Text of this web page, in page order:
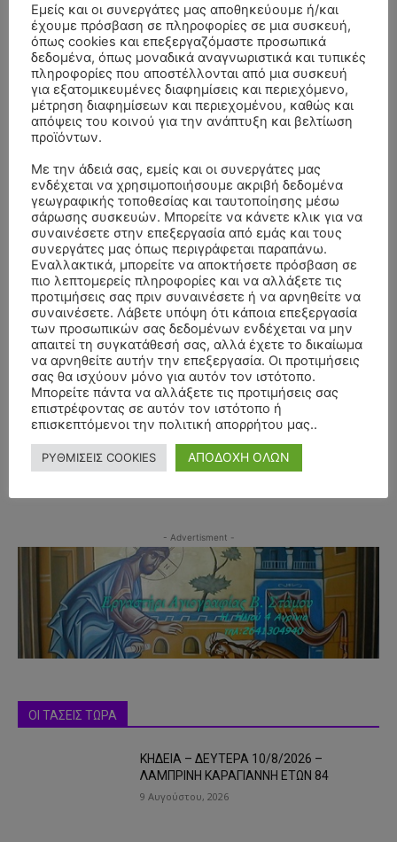
- Advertisment -
- Advertisment -
ΟΙ ΤΑΣΕΙΣ ΤΩΡΑ
ΚΗΔΕΙΑ – ΔΕΥΤΕΡΑ 10/8/2026 –
ΛΑΜΠΡΙΝΗ ΚΑΡΑΓΙΑΝΝΗ ΕΤΩΝ 84
9 Αυγούστου, 2026
Εμείς και οι συνεργάτες μας αποθηκεύουμε ή/και
έχουμε πρόσβαση σε πληροφορίες σε μια συσκευή,
όπως cookies και επεξεργαζόμαστε προσωπικά
δεδομένα, όπως μοναδικά αναγνωριστικά και τυπικές
πληροφορίες που αποστέλλονται από μια συσκευή
για εξατομικευμένες διαφημίσεις και περιεχόμενο,
μέτρηση διαφημίσεων και περιεχομένου, καθώς και
απόψεις του κοινού για την ανάπτυξη και βελτίωση
προϊόντων.
Με την άδειά σας, εμείς και οι συνεργάτες μας
ενδέχεται να χρησιμοποιήσουμε ακριβή δεδομένα
γεωγραφικής τοποθεσίας και ταυτοποίησης μέσω
σάρωσης συσκευών. Μπορείτε να κάνετε κλικ για να
συναινέσετε στην επεξεργασία από εμάς και τους
συνεργάτες μας όπως περιγράφεται παραπάνω.
Εναλλακτικά, μπορείτε να αποκτήσετε πρόσβαση σε
πιο λεπτομερείς πληροφορίες και να αλλάξετε τις
προτιμήσεις σας πριν συναινέσετε ή να αρνηθείτε να
συναινέσετε. Λάβετε υπόψη ότι κάποια επεξεργασία
των προσωπικών σας δεδομένων ενδέχεται να μην
απαιτεί τη συγκατάθεσή σας, αλλά έχετε το δικαίωμα
να αρνηθείτε αυτήν την επεξεργασία. Οι προτιμήσεις
σας θα ισχύουν μόνο για αυτόν τον ιστότοπο.
Μπορείτε πάντα να αλλάξετε τις προτιμήσεις σας
επιστρέφοντας σε αυτόν τον ιστότοπο ή
επισκεπτόμενοι την πολιτική απορρήτου μας..
ΡΥΘΜΙΣΕΙΣ COOKIES ΑΠΟΔΟΧΗ ΟΛΩΝ